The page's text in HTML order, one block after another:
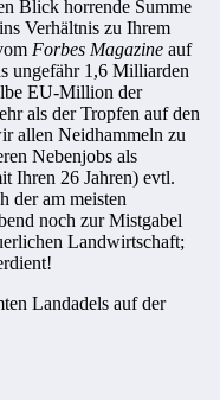
Blick horrende Summe
Verhältnis zu Ihrem
Forbes Magazine auf
ungefähr 1,6 Milliarden
EU-Million der
als der Tropfen auf den
allen Neidhammeln zu
Nebenjobs als
Ihren 26 Jahren) evtl.
der am meisten
noch zur Mistgabel
Landwirtschaft;
Landadels auf der